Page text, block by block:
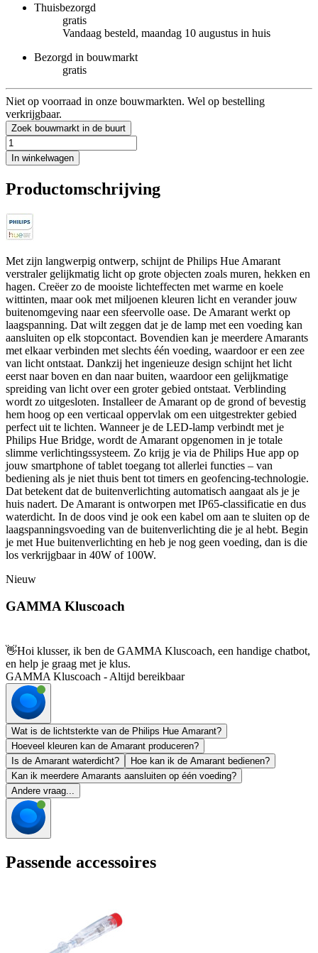
Thuisbezorgd
gratis
Vandaag besteld, maandag 10 augustus in huis
Bezorgd in bouwmarkt
gratis
Niet op voorraad in onze bouwmarkten. Wel op bestelling
verkrijgbaar.
Zoek bouwmarkt in de buurt
In winkelwagen
Productomschrijving
Met zijn langwerpig ontwerp, schijnt de Philips Hue Amarant
verstraler gelijkmatig licht op grote objecten zoals muren, hekken en
hagen. Creëer zo de mooiste lichteffecten met warme en koele
wittinten, maar ook met miljoenen kleuren licht en verander jouw
buitenomgeving naar een sfeervolle oase. De Amarant werkt op
laagspanning. Dat wilt zeggen dat je de lamp met een voeding kan
aansluiten op elk stopcontact. Bovendien kan je meerdere Amarants
met elkaar verbinden met slechts één voeding, waardoor er een zee
van licht ontstaat. Dankzij het ingenieuze design schijnt het licht
eerst naar boven en dan naar buiten, waardoor een gelijkmatige
spreiding van licht over een groter gebied ontstaat. Verblinding
wordt zo uitgesloten. Installeer de Amarant op de grond of bevestig
hem hoog op een verticaal oppervlak om een uitgestrekter gebied
perfect uit te lichten. Wanneer je de LED-lamp verbindt met je
Philips Hue Bridge, wordt de Amarant opgenomen in je totale
slimme verlichtingssysteem. Zo krijg je via de Philips Hue app op
jouw smartphone of tablet toegang tot allerlei functies – van
bediening als je niet thuis bent tot timers en geofencing-technologie.
Dat betekent dat de buitenverlichting automatisch aangaat als je je
huis nadert. De Amarant is ontworpen met IP65-classificatie en dus
waterdicht. In de doos vind je ook een kabel om aan te sluiten op de
laagspanningsvoeding van de buitenverlichting die je al hebt. Begin
je met Hue buitenverlichting en heb je nog geen voeding, dan is die
los verkrijgbaar in 40W of 100W.
Nieuw
GAMMA Kluscoach
👋Hoi klusser, ik ben de GAMMA Kluscoach, een handige chatbot,
en help je graag met je klus.
GAMMA Kluscoach - Altijd bereikbaar
Wat is de lichtsterkte van de Philips Hue Amarant?
Hoeveel kleuren kan de Amarant produceren?
Is de Amarant waterdicht?
Hoe kan ik de Amarant bedienen?
Kan ik meerdere Amarants aansluiten op één voeding?
Andere vraag...
Passende accessoires